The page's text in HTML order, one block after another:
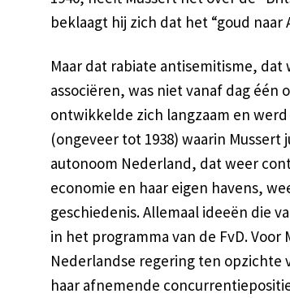
beklaagt hij zich dat het “goud naar
Maar dat rabiate antisemitisme, dat
associëren, was niet vanaf dag
ontwikkelde zich langzaam en
(ongeveer tot 1938) waarin Mussert
autonoom Nederland, dat weer
economie en haar eigen havens,
geschiedenis. Allemaal ideeën die
in het programma van de FvD.
Nederlandse regering ten opzichte
haar afnemende